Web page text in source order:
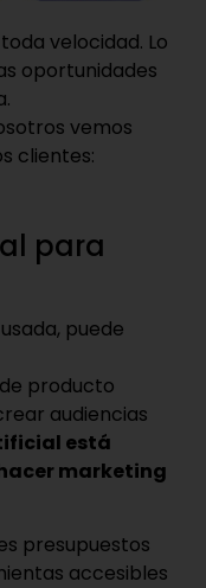
velocidad. Lo
oportunidades
vemos
clientes:
para
puede
producto
audiencias
está
marketing
presupuestos
accesibles